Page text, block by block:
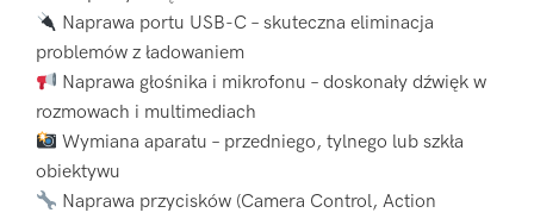
Naprawa portu USB-C – skuteczna eliminacja
problemów z ładowaniem
Naprawa głośnika i mikrofonu – doskonały dźwięk w
rozmowach i multimediach
Wymiana aparatu – przedniego, tylnego lub szkła
obiektywu
Naprawa przycisków (Camera Control, Action